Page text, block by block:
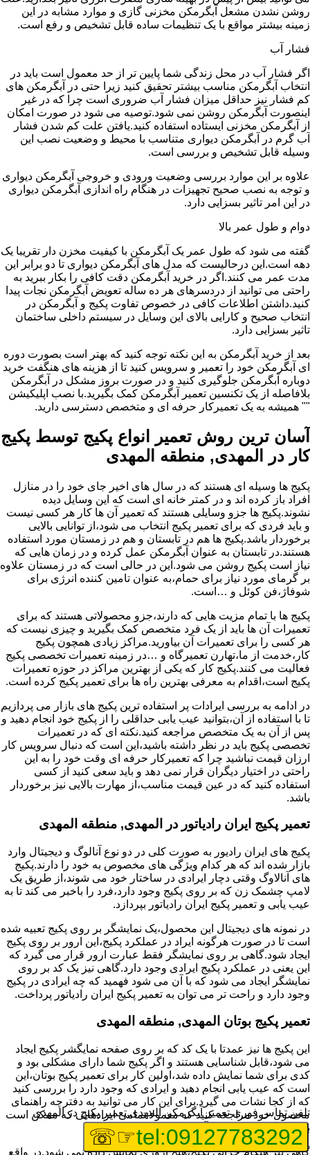
روشن نشدن مشعل آبگرمکن مخزنی گازی و موارد مشابه در این
زمینه بیشتر مواقع با یک تنظیمات ساده قابل تشخیص و رفع است.
فشار آب
اگر فشار آب در محل زندگی شما پایین تر از حد معمول است باید در
انتخاب آبگرمکن مناسب بیشتر تحقیق کنید زیرا حتی در آبگرمکن های
کم فشار نیز حداقل میزان فشار آب ضروری است چرا که در غیر
اینصورت آبگرمکن روشن نمی شود.توصیه می شود در صورت امکان
از آبگرمکن مخزنی ایستاده استفاده کنید.یافتن علت کم شدن فشار
آب گرم در آبگرمکن دیواری متناسب با محیط و وضعیت نصب این
وسیله قابل تشخیص و بررسی است.
علاوه بر این موارد بررسی وضعیت ورودی و خروجی آبگرمکن دیواری
و توجه به نصب صحیح تجهیزات در هنگام راه اندازی آبگرمکن دیواری
در این امر تاثیر بسزایی دارد.
دوام و طول عمر بالا
گفته می شود که طول عمر یک آبگرمکن با کیفیت مخزن دار تقریبا یک
دهه است.این درحالیست که مدل های آبگرمکن دیواری تا دو برابر این
مدت عمر می کنند.اگر در خرید آبگرمکن دقت کافی را بکار ببرید به
راحتی می توانید از دردسرهای هر ده ساله تعویض آبگرمکن نجات پیدا
کنید.داشتن اطلاعات کافی در خصوص تفاوت پکیج و آبگرمکن در
انتخاب صحیح و کارایی بالای این وسایل در سیستم داخلی ساختمان
تاثیر بسزایی دارد.
بعد از خرید آبگرمکن به این نکته توجه کنید که بهتر است بصورت دوره
ای آبگرمکن خود را تعمیر و سرویس کنید تا از هزینه های هنگفت خرید
دوباره آبگرمکن جلوگیری کنید و در صورت بروز مشکل در آبگرمکن
بلافاصله از یک تکنسین تعمیر آبگرمکن کمک بگیرید.با نصب اپلیکیشن
"" همیشه به یک تعمیرکار حرفه ای و متخصص دسترسی دارید.
آسان ترین روش تعمیر انواع پکیج توسط پکیج
کار در المهدی, منطقه المهدی
پکیج ها وسیله ای هستند که در سال های اخیر جای خود را در منازل
افراد باز کرده اند و در کمتر خانه ای است که این وسایل دیده
نشوند.پکیج ها جزو وسایلی هستند که تعمیر آن ها کار هر کسی نیست
و باید فردی که برای تعمیر پکیج انتخاب می شود،از توانایی بالایی
برخوردار باشد.پکیج ها هم در تابستان و هم در زمستان مورد استفاده
هستند.در تابستان به عنوان آبگرمکن عمل کرده و در زمان هایی که
نیاز است پکیج روشن می شود.این در حالی است که در زمستان علاوه
بر گرمای مورد نیاز برای حمام،به عنوان تامین کننده انرژی برای
شوفاژ،فن کوئل و …است.
پکیج ها با تمام مزیت هایی که دارند،جزو محصولاتی هستند که برای
تعمیرات آن ها باید از یک فرد متخصص کمک بگیرید و چیزی نیست که
هر کسی را برای تعمیرات آن بیاورید.مراکز زیادی همچون پکیج
کار،خدمت از ما،تهارن تعمیرگاه و …در زمینه تعمیرات تخصصی پکیج
فعالیت می کنند.پکیج کار که یکی از بهترین مراکز در حوزه تعمیرات
پکیج است،اقدام به معرفی بهترین راه ها برای تعمیر پکیج کرده است.
در ادامه به بررسی ایرادات پر استفاده ترین پکیج های بازار می پردازیم
تا با استفاده از آن،بتوانید عیب یابی حداقلی را از پکیج خود انجام دهید و
پس از آن به یک متخصص مراجعه کنید.نکته ای که در تعمیرات
تخصصی پکیج باید در نظر داشته باشید،این است که دنبال سرویس کار
ارزان قیمت نباشید چرا که تعمیرکار حرفه ای وقت خود را به این
راحتی در اختیار دیگران قرار نمی دهد و باید سعی کنید از کسی
استفاده کنید که در عین قیمت مناسب،از مهارت بالایی نیز برخوردار
باشد.
تعمیر پکیج ایران رادیاتور در المهدی, منطقه المهدی
پکیج های ایران رادیور به صورت کلی در دو نوع آنالوگ و دیجیتال وارد
بازار شده اند که هر کدام ویژگی های مخصوص به خود را دارند.پکیج
های آنالاوگ وقتی دچار ایرادی در ساختار خود می شوند،از طریق یک
لامپ چشمک زن که بر روی پکیج وجود دارد،فرد را باخبر می کند تا به
عیب یابی و تعمیر پکیج ایران رادیاتور بپردازد.
در نمونه های دیجیتال این محصول،یک نمایشگر بر روی پکیج تعبیه شده
است تا در صورت هرگونه ایراد در عملکرد پکیج،این ارور بر روی پکیج
ایجاد شود.گاهی بر روی نمایشگر فقط عبارت ارور قرار می گیرد که
این یعنی در عملکرد پکیج ایرادی وجود دارد.گاهی نیز یک کد بر روی
نمایشگر ایجاد می شود که با آن می شود فهمید که چه ایرادی در پکیج
وجود دارد و راحت تر می توان به تعمیر پکیج ایران رادیاتور پرداخت.
تعمیر پکیج بوتان المهدی, منطقه المهدی
این پکیج ها نیز عمدتا با یک کد که بر روی صفحه نمایگشر پکیج ایجاد
می شود،قابل شناسایی هستند و اگر پکیج شما دارای مشکلی بود و
کدی برای شما نمایش داده شد،اولین کار برای تعمیر پکیج بوتان،این
است که عیب یابی انجام دهید و ایرادی که وجود دارد را بررسی کنید
که از کجا نشات می گیرد.برای این کار می توانید به دفترچه راهنمای
محصول خود مراجعه کنید که معمولا تمامی ایرادهایی که ممکن است
برای پکیج پیش بیاید در آن قرار گرفته است.
گاهی نیز هنگام خرابی پکیج،هیچ اروری نمایش داده نمی شود.در واقع
تلفن تماس فوریتعمیر آبگرمکن المهدی,تعمیر پکیج در المهدی
tel:09127783292
☞☏